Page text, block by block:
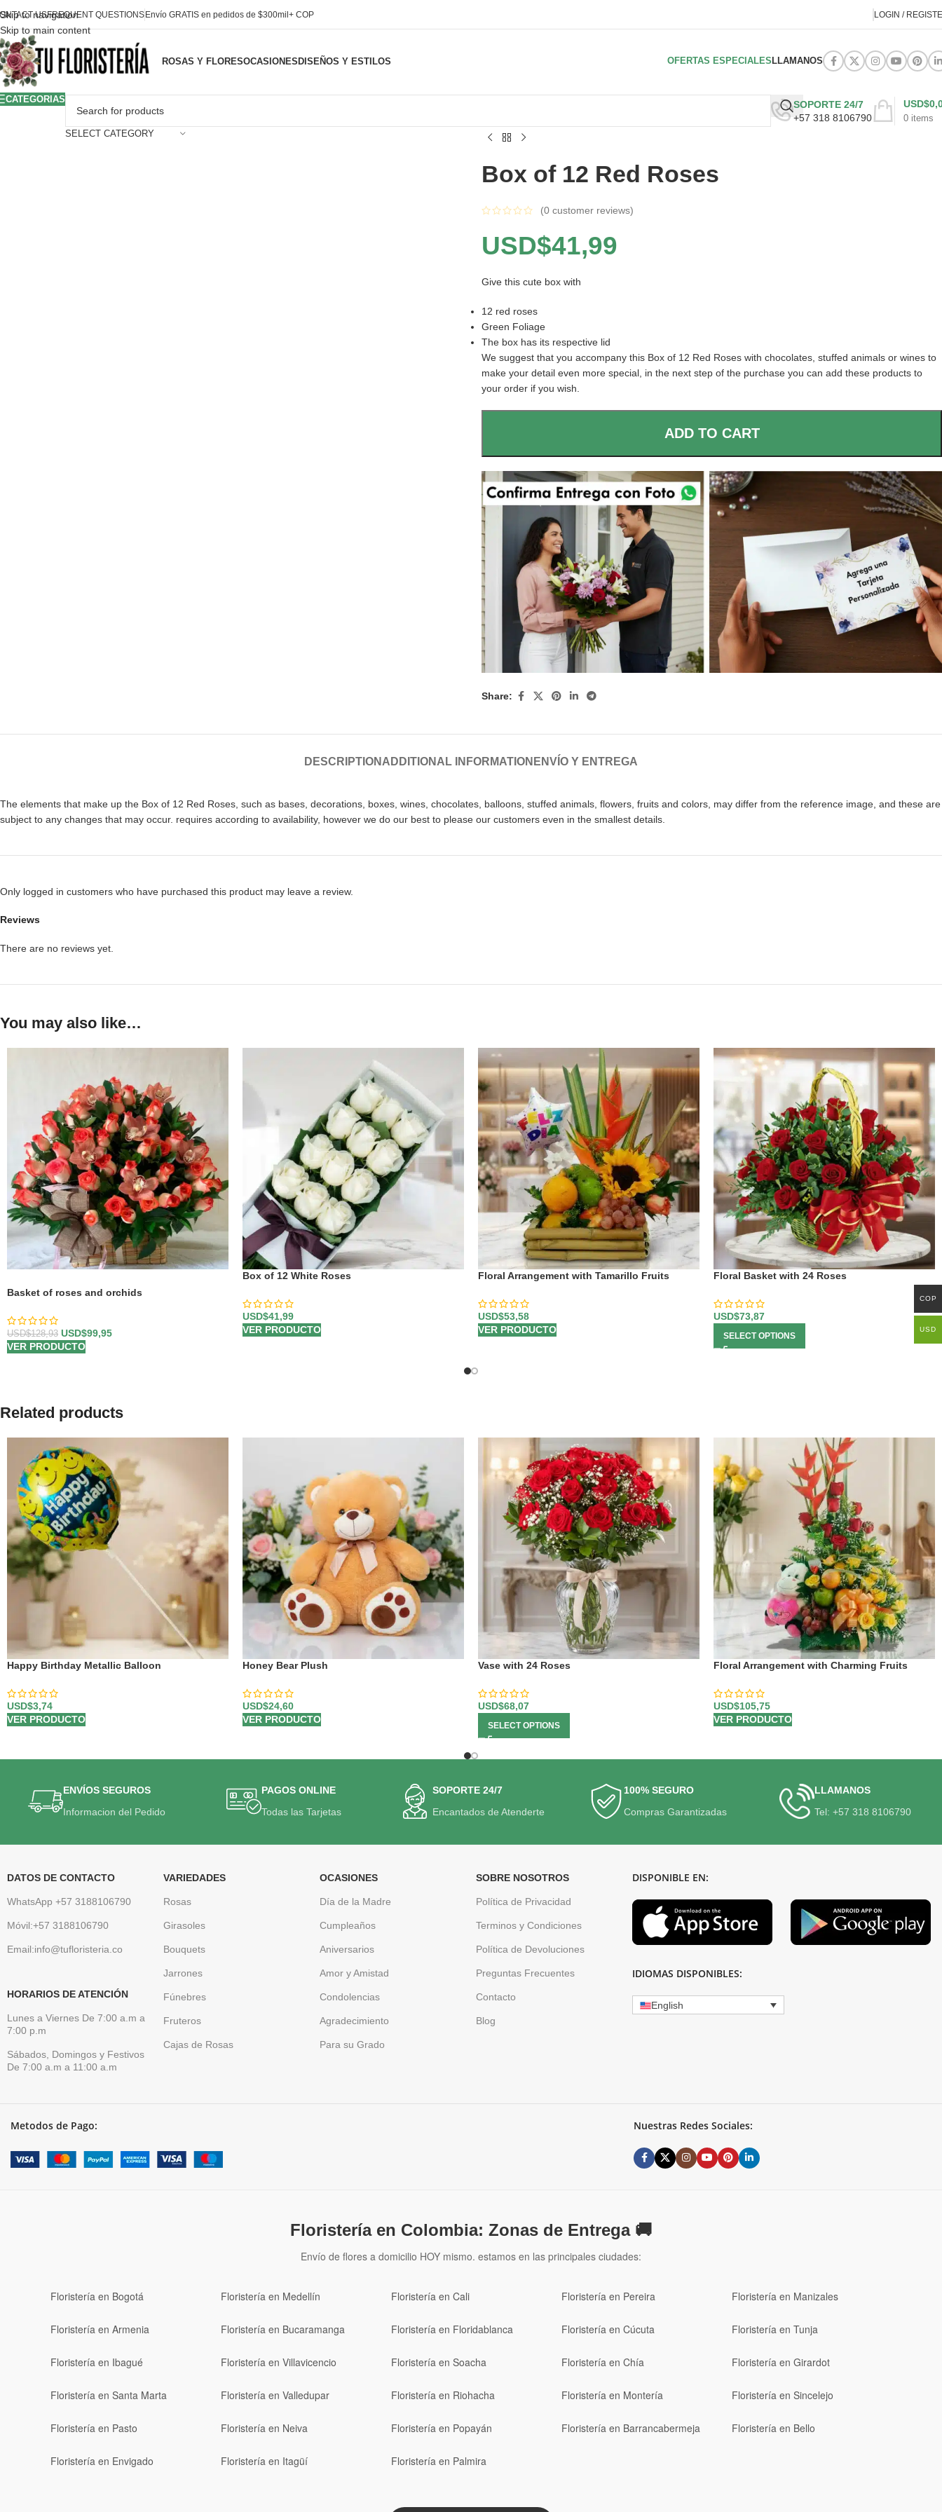
Skip to navigation
Skip to main content
USFREQUENT QUESTIONSEnvío GRATIS en pedidos de $300mil+ COP LOGIN /
ROSAS Y FLORESOCASIONESDISEÑOS Y ESTILOS OFERTAS ESPECIALES LLAMANOS
CATEGORIAS
SELECT CATEGORY
SOPORTE 24/7
+57 318 8106790
0 items
USD$
Click to enlarge
Box of 12 Red Roses
(0 customer reviews)
USD$41,99
Give this cute box with
12 red roses
Green Foliage
The box has its respective lid
We suggest that you accompany this Box of 12 Red Roses with chocolates, stuffed animals or wines to
make your detail even more special, in the next step of the purchase you can add these products to
your order if you wish.
ADD TO CART
Share:
DESCRIPTION ADDITIONAL INFORMATION ENVÍO Y ENTREGA
The elements that make up the Box of 12 Red Roses, such as bases, decorations, boxes, wines, chocolates, balloons, stuffed animals, flowers, fruits and colors, may differ from the reference image, and these are
subject to any changes that may occur. requires according to availability, however we do our best to please our customers even in the smallest details.
Reviews
There are no reviews yet.
Only logged in customers who have purchased this product may leave a review.
You may also like…
Basket of roses and orchids
USD$128,93 USD$99,95
VER PRODUCTO
Box of 12 White Roses
USD$41,99
VER PRODUCTO
Floral Arrangement with Tamarillo Fruits
USD$53,58
VER PRODUCTO
Floral Basket with 24 Roses
USD$73,87
SELECT OPTIONS
Related products
Happy Birthday Metallic Balloon
USD$3,74
VER PRODUCTO
Honey Bear Plush
USD$24,60
VER PRODUCTO
Vase with 24 Roses
USD$68,07
SELECT OPTIONS
Floral Arrangement with Charming Fruits
USD$105,75
VER PRODUCTO
ENVÍOS SEGUROS
Informacion del Pedido
PAGOS ONLINE
Todas las Tarjetas
SOPORTE 24/7
Encantados de Atenderte
100% SEGURO
Compras Garantizadas
LLAMANOS
Tel: +57 318 8106790
DATOS DE CONTACTO
WhatsApp +57 3188106790
Móvil:+57 3188106790
Email:info@tufloristeria.co
HORARIOS DE ATENCIÓN
Lunes a Viernes De 7:00 a.m a
7:00 p.m
Sábados, Domingos y Festivos
De 7:00 a.m a 11:00 a.m
VARIEDADES
Rosas
Girasoles
Bouquets
Jarrones
Fúnebres
Fruteros
Cajas de Rosas
OCASIONES
Día de la Madre
Cumpleaños
Aniversarios
Amor y Amistad
Condolencias
Agradecimiento
Para su Grado
SOBRE NOSOTROS
Política de Privacidad
Terminos y Condiciones
Política de Devoluciones
Preguntas Frecuentes
Contacto
Blog
DISPONIBLE EN:
IDIOMAS DISPONIBLES:
English
Metodos de Pago: Nuestras Redes Sociales:
Floristería en Colombia: Zonas de Entrega 🚚
Envío de flores a domicilio HOY mismo. estamos en las principales ciudades:
Floristería en Bogotá Floristería en Medellín Floristería en Cali Floristería en Pereira Floristería en Manizales
Floristería en Armenia Floristería en Bucaramanga Floristería en Floridablanca Floristería en Cúcuta Floristería en Tunja
Floristería en Ibagué Floristería en Villavicencio Floristería en Soacha Floristería en Chía Floristería en Girardot
Floristería en Santa Marta Floristería en Valledupar Floristería en Riohacha Floristería en Montería Floristería en Sincelejo
Floristería en Pasto Floristería en Neiva Floristería en Popayán Floristería en Barrancabermeja Floristería en Bello
Floristería en Envigado Floristería en Itagüí Floristería en Palmira
COP
USD